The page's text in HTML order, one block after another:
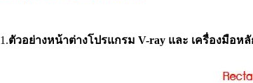
1.ตัวอย่างหน้าต่างโปรแกรม V-ray และ เครื่องมือห